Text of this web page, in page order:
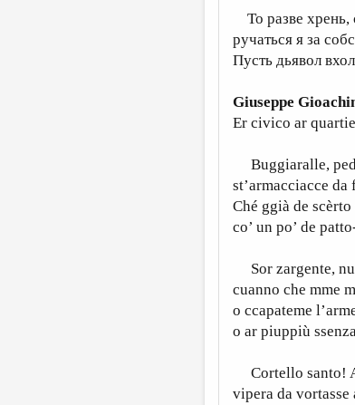
То разве
ручаться я за
Пусть дьявол
Giuseppe
Er civico ar
Buggiaralle,
st’armacciacce
Ché ggià de
co’ un po’ de
Sor zargente,
cuanno che mme
o ccapateme
o ar piuppiù
Cortello santo!
vipera da vortasse